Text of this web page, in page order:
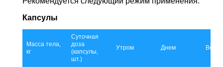
Капсулы
Масса тела,
кг
Суточная
доза
(капсулы,
шт.)
Утром Днем